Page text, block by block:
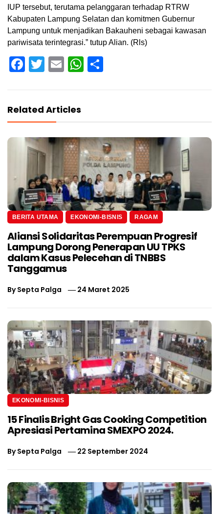
IUP tersebut, terutama pelanggaran terhadap RTRW
Kabupaten Lampung Selatan dan komitmen Gubernur
Lampung untuk menjadikan Bakauheni sebagai kawasan
pariwisata terintegrasi.” tutup Alian. (Rls)
Facebook
Twitter
EmailWhatsApp
Related Articles
BERITA UTAMA EKONOMI-BISNIS RAGAM
Aliansi Solidaritas Perempuan Progresif
Lampung Dorong Penerapan UU TPKS
dalam Kasus Pelecehan di TNBBS
Tanggamus
BySepta Palga 24 Maret 2025
EKONOMI-BISNIS
15 Finalis Bright Gas Cooking Competition
Apresiasi Pertamina SMEXPO 2024.
BySepta Palga 22 September 2024